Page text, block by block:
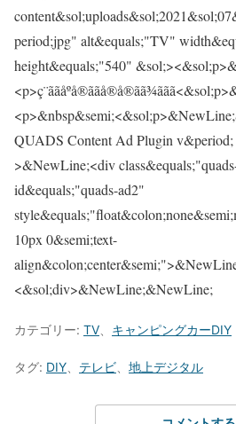
カテゴリー: TV キャンピングカーDIY
タグ: DIY テレビ 地上デジタル